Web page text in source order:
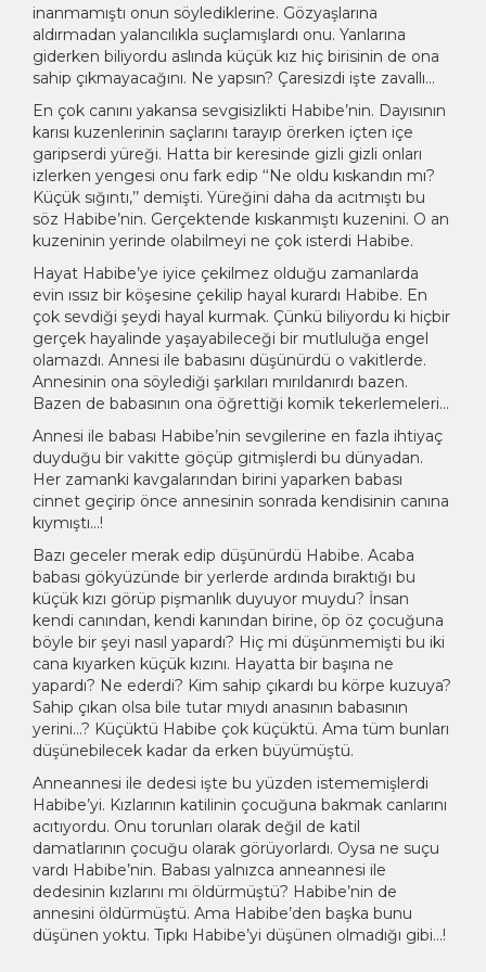
inanmamıştı onun söylediklerine. Gözyaşlarına
aldırmadan yalancılıkla suçlamışlardı onu. Yanlarına
giderken biliyordu aslında küçük kız hiç birisinin de ona
sahip çıkmayacağını. Ne yapsın? Çaresizdi işte zavallı…
En çok canını yakansa sevgisizlikti Habibe’nin. Dayısının
karısı kuzenlerinin saçlarını tarayıp örerken içten içe
garipserdi yüreği. Hatta bir keresinde gizli gizli onları
izlerken yengesi onu fark edip ‘‘Ne oldu kıskandın mı?
Küçük sığıntı,’’ demişti. Yüreğini daha da acıtmıştı bu
söz Habibe’nin. Gerçektende kıskanmıştı kuzenini. O an
kuzeninin yerinde olabilmeyi ne çok isterdi Habibe.
Hayat Habibe’ye iyice çekilmez olduğu zamanlarda
evin ıssız bir köşesine çekilip hayal kurardı Habibe. En
çok sevdiği şeydi hayal kurmak. Çünkü biliyordu ki hiçbir
gerçek hayalinde yaşayabileceği bir mutluluğa engel
olamazdı. Annesi ile babasını düşünürdü o vakitlerde.
Annesinin ona söylediği şarkıları mırıldanırdı bazen.
Bazen de babasının ona öğrettiği komik tekerlemeleri…
Annesi ile babası Habibe’nin sevgilerine en fazla ihtiyaç
duyduğu bir vakitte göçüp gitmişlerdi bu dünyadan.
Her zamanki kavgalarından birini yaparken babası
cinnet geçirip önce annesinin sonrada kendisinin canına
kıymıştı…!
Bazı geceler merak edip düşünürdü Habibe. Acaba
babası gökyüzünde bir yerlerde ardında bıraktığı bu
küçük kızı görüp pişmanlık duyuyor muydu? İnsan
kendi canından, kendi kanından birine, öp öz çocuğuna
böyle bir şeyi nasıl yapardı? Hiç mi düşünmemişti bu iki
cana kıyarken küçük kızını. Hayatta bir başına ne
yapardı? Ne ederdi? Kim sahip çıkardı bu körpe kuzuya?
Sahip çıkan olsa bile tutar mıydı anasının babasının
yerini…? Küçüktü Habibe çok küçüktü. Ama tüm bunları
düşünebilecek kadar da erken büyümüştü.
Anneannesi ile dedesi işte bu yüzden istememişlerdi
Habibe’yi. Kızlarının katilinin çocuğuna bakmak canlarını
acıtıyordu. Onu torunları olarak değil de katil
damatlarının çocuğu olarak görüyorlardı. Oysa ne suçu
vardı Habibe’nin. Babası yalnızca anneannesi ile
dedesinin kızlarını mı öldürmüştü? Habibe’nin de
annesini öldürmüştü. Ama Habibe’den başka bunu
düşünen yoktu. Tıpkı Habibe’yi düşünen olmadığı gibi…!